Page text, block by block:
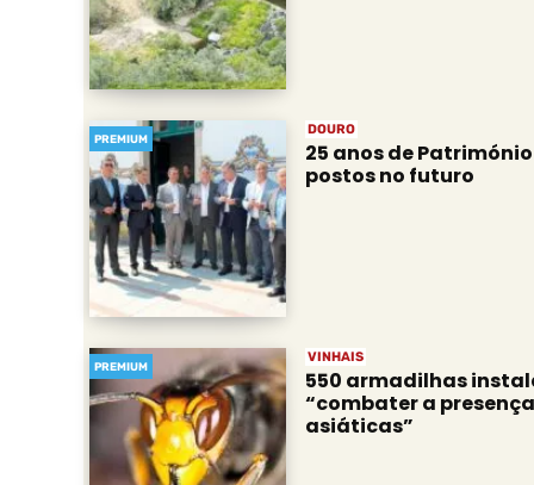
PREMIUM
DOURO
25 anos de
postos no futuro
PREMIUM
VINHAIS
550 armadilhas
“combater a
asiáticas”